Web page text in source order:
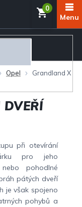
Opel Grandland X
DVEŘÍ
při otevírání
pro jeho
pohodlné
pátých dveří
je však spojeno
pohybů a